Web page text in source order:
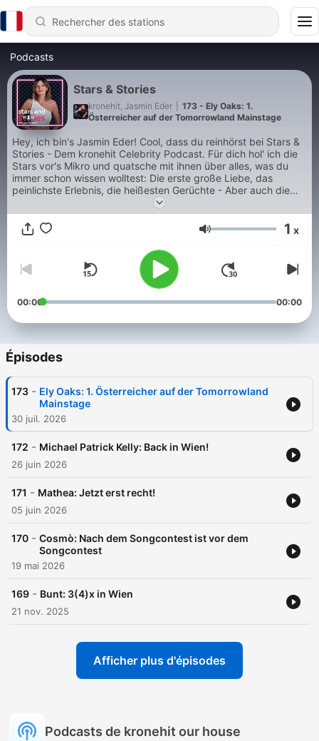
Podcasts
Stars & Stories
kronehit, Jasmin Eder
173 - Ely Oaks: 1.
Österreicher auf der Tomorrowland Mainstage
Hey, ich bin's Jasmin Eder! Cool, dass du reinhörst bei Stars &
Stories - Dem kronehit Celebrity Podcast. Für dich hol' ich die
Stars vor's Mikro und quatsche mit ihnen über alles, was du
immer schon wissen wolltest: Die erste große Liebe, das
peinlichste Erlebnis, die heißesten Gerüchte - Aber auch die
Musik darf hier natürlich nicht fehlen. Hör' gleich mal rein!
Volume 1 x
00:00 00:00
Épisodes
173 - Ely Oaks: 1. Österreicher auf der Tomorrowland
Mainstage
30 juil. 2026
172 - Michael Patrick Kelly: Back in Wien!
26 juin 2026
171 - Mathea: Jetzt erst recht!
05 juin 2026
170 - Cosmò: Nach dem Songcontest ist vor dem
Songcontest
19 mai 2026
169 - Bunt: 3(4)x in Wien
21 nov. 2025
Afficher plus d'épisodes
Podcasts de kronehit our house